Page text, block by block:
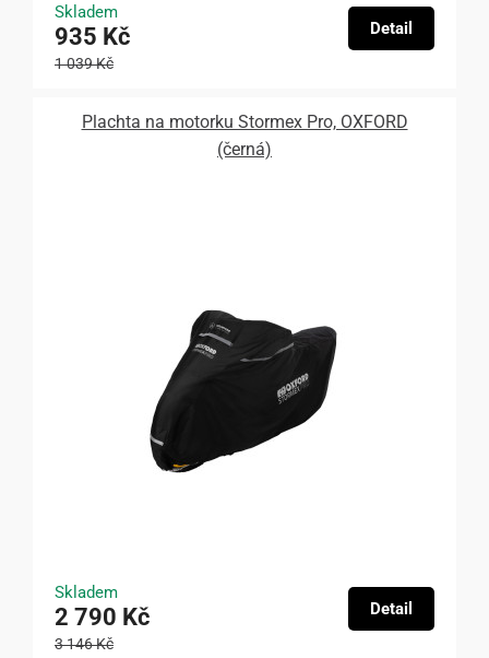
Skladem
935 Kč
1 039 Kč
Detail
Plachta na motorku Stormex Pro, OXFORD
(černá)
Skladem
2 790 Kč
3 146 Kč
Detail